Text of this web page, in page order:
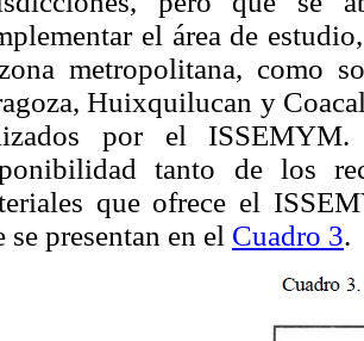
el área de
metropolitana, como
Huixquilucan y
por el
tanto de los
que ofrece el
se presentan en el Cuadro 3.